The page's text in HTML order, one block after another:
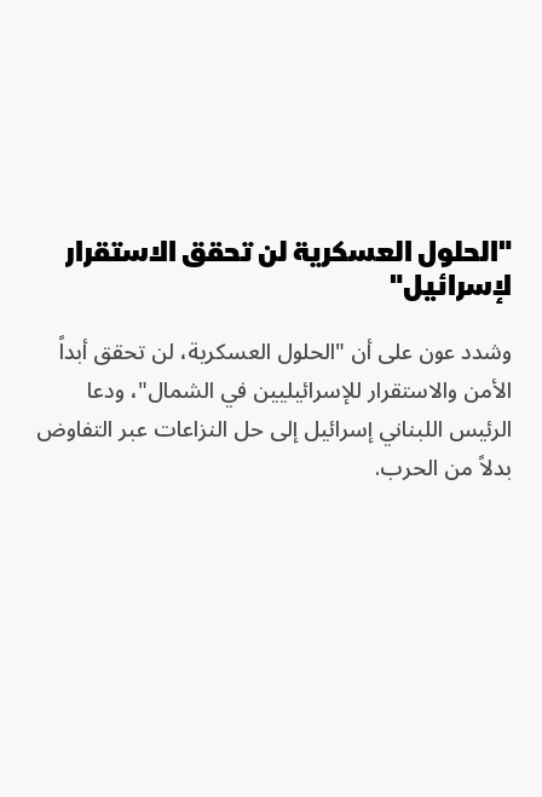
"الحلول العسكرية لن تحقق الاستقرار
لإسرائيل"
وشدد عون على أن "الحلول العسكرية، لن تحقق أبداً
الأمن والاستقرار للإسرائيليين في الشمال"، ودعا
الرئيس اللبناني إسرائيل إلى حل النزاعات عبر التفاوض
بدلاً من الحرب.